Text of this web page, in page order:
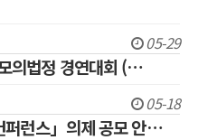
05-29
의법정 경연대회 (…
05-18
퍼런스」의제 공모 안…